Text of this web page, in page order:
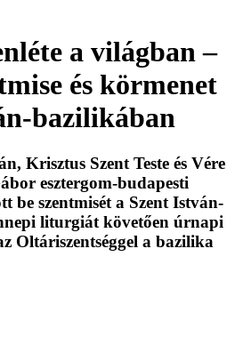
a világban –
és körmenet
bazilikában
Krisztus Szent Teste és Vére
esztergom-budapesti
be szentmisét a Szent István-
liturgiát követően úrnapi
Oltáriszentséggel a bazilika